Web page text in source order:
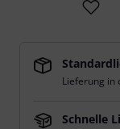
Lieferung in
Schnelle